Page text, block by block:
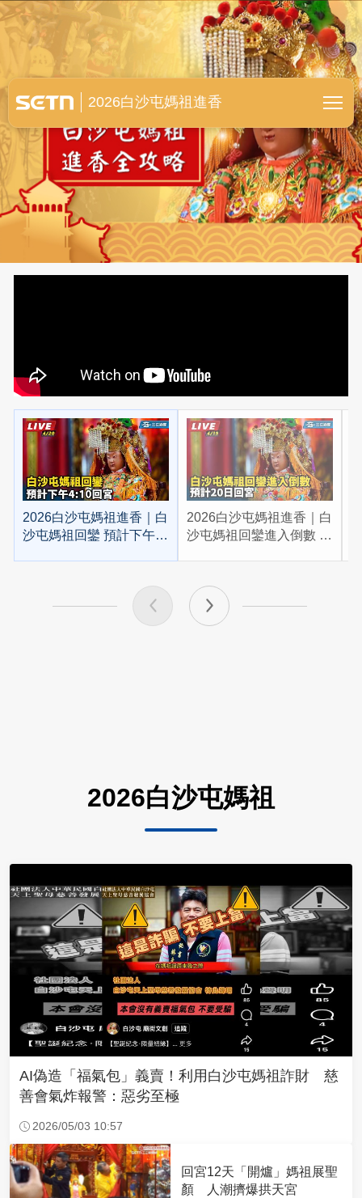
白沙屯媽祖進香全紀錄
2026白沙屯媽祖進香
2026白沙屯媽祖進香｜白
沙屯媽祖回鑾 預計下午
2026白沙屯媽祖進香｜白
沙屯媽祖回鑾進入倒數 預
2026白沙屯媽祖
AI偽造「福氣包」義賣！利用白沙屯媽祖詐財 慈
善會氣炸報警：惡劣至極
2026/05/03 10:57
回宮12天「開爐」媽祖展聖
顏 人潮擠爆拱天宮